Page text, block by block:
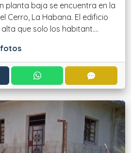
planta baja se encuentra en la
Cerro, La Habana. El edificio
que solo los habitant....
CONTACTAR POR